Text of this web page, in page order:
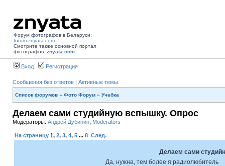
Форум фотографов в Беларуси:
forum.znyata.com
Смотрите также основной портал
фотографов: znyata.com
Вход Регистрация
Сообщения без ответов | Активные темы
Список форумов » Фото Форум » Учебка
Делаем сами студийную вспышку. Опрос
Модераторы: Андрей Дубинин Moderators
На страницу 1, 2, 3, 4, 5 ... 8 След.
Делаем сами
Да, нужна, тем более я радиолюбитель